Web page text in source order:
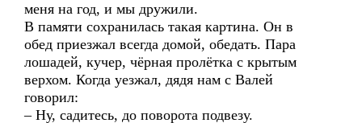
меня на год, и мы дружили.
В памяти сохранилась такая картина. Он в
обед приезжал всегда домой, обедать. Пара
лошадей, кучер, чёрная пролётка с крытым
верхом. Когда уезжал, дядя нам с Валей
говорил:
– Ну, садитесь, до поворота подвезу.